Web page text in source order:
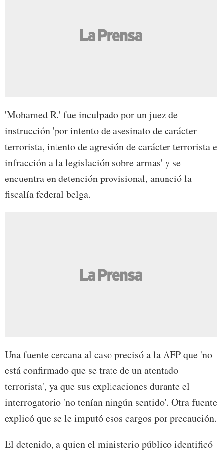
'Mohamed R.' fue inculpado por un juez de
instrucción 'por intento de asesinato de carácter
terrorista, intento de agresión de carácter terrorista e
infracción a la legislación sobre armas' y se
encuentra en detención provisional, anunció la
fiscalía federal belga.
Una fuente cercana al caso precisó a la AFP que 'no
está confirmado que se trate de un atentado
terrorista', ya que sus explicaciones durante el
interrogatorio 'no tenían ningún sentido'. Otra fuente
explicó que se le imputó esos cargos por precaución.
El detenido, a quien el ministerio público identificó